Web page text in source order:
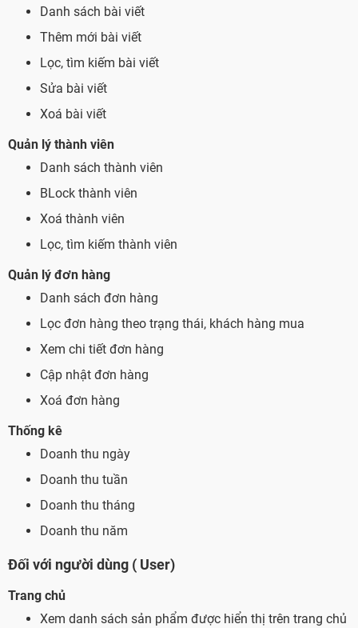
Danh sách bài viết
Thêm mới bài viết
Lọc, tìm kiếm bài viết
Sửa bài viết
Xoá bài viết
Quản lý thành viên
Danh sách thành viên
BLock thành viên
Xoá thành viên
Lọc, tìm kiếm thành viên
Quản lý đơn hàng
Danh sách đơn hàng
Lọc đơn hàng theo trạng thái, khách hàng mua
Xem chi tiết đơn hàng
Cập nhật đơn hàng
Xoá đơn hàng
Thống kê
Doanh thu ngày
Doanh thu tuần
Doanh thu tháng
Doanh thu năm
Đối với người dùng ( User)
Trang chủ
Xem danh sách sản phẩm được hiển thị trên trang chủ